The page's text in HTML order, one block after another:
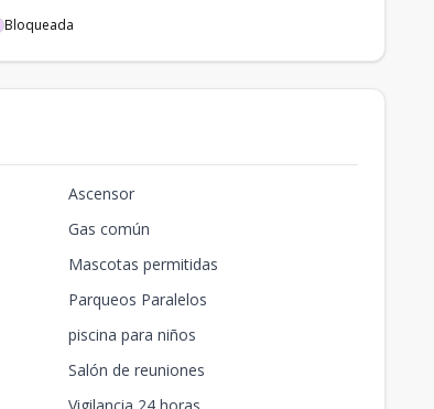
882
63.86 US$ 98,675 Disponible
-
Bloqueada
Ascensor
Gas común
Mascotas permitidas
Parqueos Paralelos
piscina para niños
Salón de reuniones